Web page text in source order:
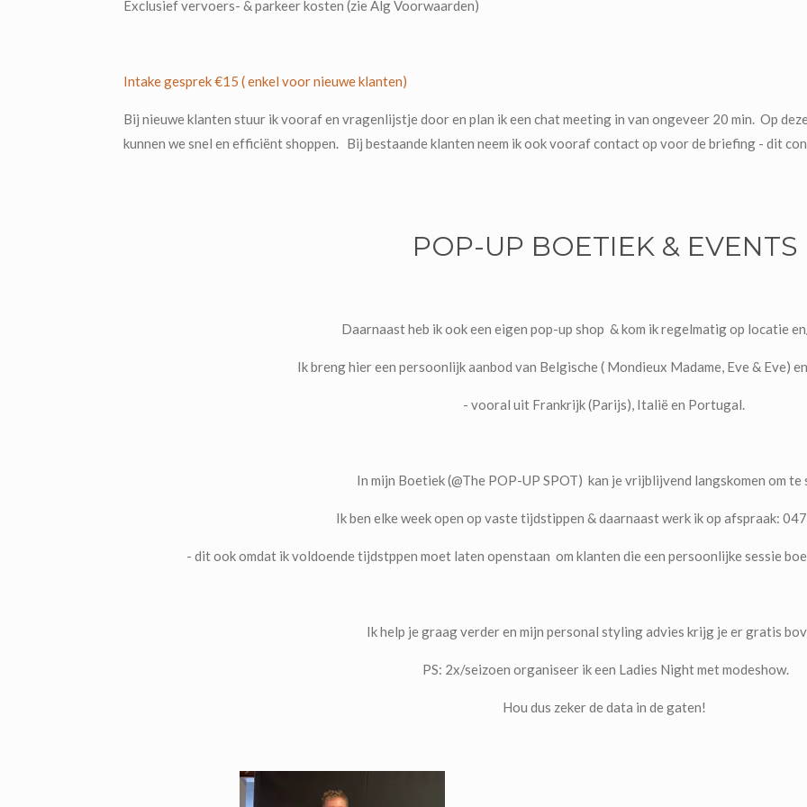
Exclusief vervoers- & parkeer kosten (zie Alg Voorwaarden)
Intake gesprek €15 ( enkel voor nieuwe klanten)
Bij nieuwe klanten stuur ik vooraf en vragenlijstje door en plan ik een chat meeting in van ongeveer 20 min. Op
kunnen we snel en efficiënt shoppen. Bij bestaande klanten neem ik ook vooraf contact op voor de briefing - dit
POP-UP BOETIEK & EVENTS
Daarnaast heb ik ook een eigen pop-up shop & kom ik regelmatig op locatie
Ik breng hier een persoonlijk aanbod van Belgische ( Mondieux Madame, Eve & Eve)
- vooral uit Frankrijk (Parijs), Italië en Portugal.
In mijn Boetiek (@The POP-UP SPOT) kan je vrijblijvend langskomen om te
Ik ben elke week open op vaste tijdstippen &daarnaast werk ik op afspraak:
- dit ook omdat ik voldoende tijdstppen moet laten openstaan om klanten die een persoonlijke sessie
Ik help je graag verder en mijn personal styling advies krijg je er gratis
PS: 2x/seizoen organiseer ik een Ladies Night met modeshow.
Hou dus zeker de data in de gaten!